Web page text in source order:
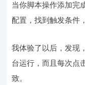
当你脚本操作添加完
配置，找到触发条件
我体验了以后，发现
台运行，而且每次点
致。